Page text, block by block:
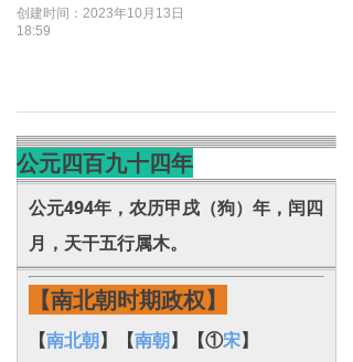
创建时间： 2023年10月13日
18:59
公元四百九十四年
公元494年，农历甲戌（狗）年， 闰四
月， 天干五行属木。
【南北朝时期政权】
【南北朝】【南朝】【①宋】